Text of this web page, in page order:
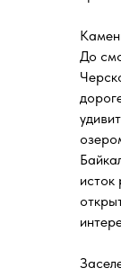
До
исток